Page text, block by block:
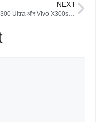
NEXT
Vivo X300 Ultra और Vivo X300s 30 मार्च को होंगे लॉन्च, 200MP कैमरा और दमदार चिपसेट से मचाएंगे धूम